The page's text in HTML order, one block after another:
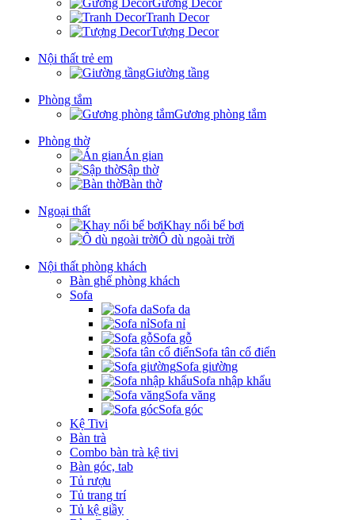
Gương Decor
Tranh Decor
Tượng Decor
Nội thất trẻ em
Giường tầng
Phòng tắm
Gương phòng tắm
Phòng thờ
Án gian
Sập thờ
Bàn thờ
Ngoại thất
Khay nổi bể bơi
Ô dù ngoài trời
Nội thất phòng khách
Bàn ghế phòng khách
Sofa
Sofa da
Sofa nỉ
Sofa gỗ
Sofa tân cổ điển
Sofa giường
Sofa nhập khẩu
Sofa văng
Sofa góc
Kệ Tivi
Bàn trà
Combo bàn trà kệ tivi
Bàn góc, tab
Tủ rượu
Tủ trang trí
Tủ kệ giầy